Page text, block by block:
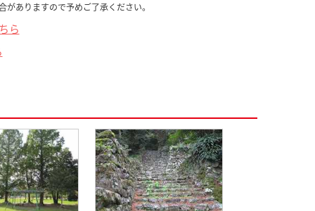
ありますので予めご了承ください。
ら